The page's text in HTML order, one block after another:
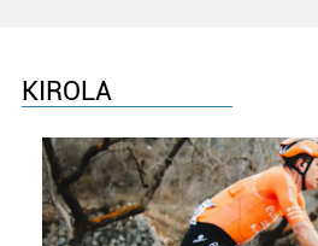
KIROLA